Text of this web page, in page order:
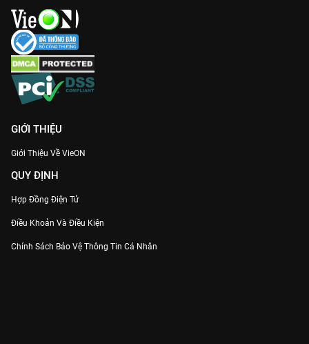
GIỚI THIỆU
Giới Thiệu Về VieON
QUY ĐỊNH
Hợp Đồng Điện Tử
Điều Khoản Và Điều Kiện
Chính Sách Bảo Vệ Thông Tin Cá Nhân